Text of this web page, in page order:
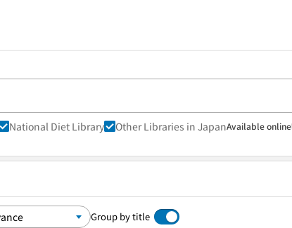
National Diet Library Other Libraries in JapanAvailable online
Group by title